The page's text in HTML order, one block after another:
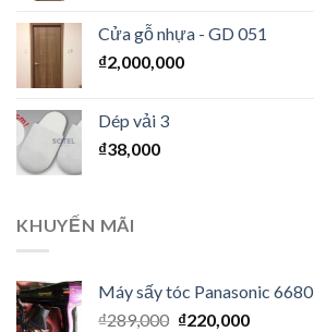
Cửa gỗ nhựa - GD 051
₫2,000,000
Dép vải 3
₫38,000
KHUYẾN MÃI
Máy sấy tóc Panasonic 6680
₫289,000 ₫220,000